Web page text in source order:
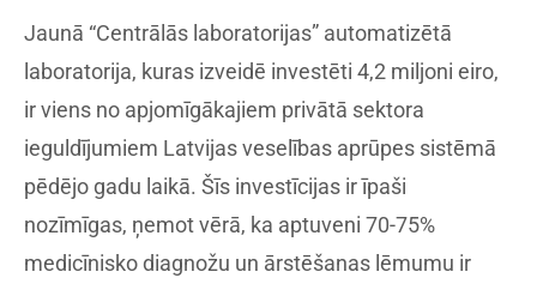
Jaunā “Centrālās laboratorijas” automatizētā
laboratorija, kuras izveidē investēti 4,2 miljoni eiro,
ir viens no apjomīgākajiem privātā sektora
ieguldījumiem Latvijas veselības aprūpes sistēmā
pēdējo gadu laikā. Šīs investīcijas ir īpaši
nozīmīgas, ņemot vērā, ka aptuveni 70-75%
medicīnisko diagnožu un ārstēšanas lēmumu ir